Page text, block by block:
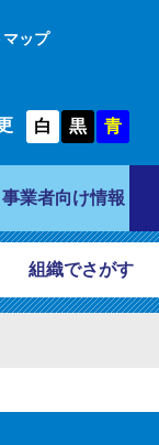
ップ
白 黒 青
事業者向け情報
組織でさがす